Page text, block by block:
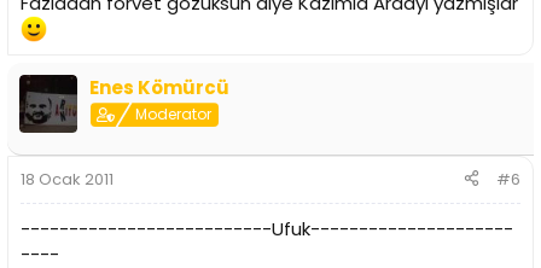
Enes Kömürcü
Moderator
18 Ocak 2011 #6
--------------------------Ufuk---------------------
----